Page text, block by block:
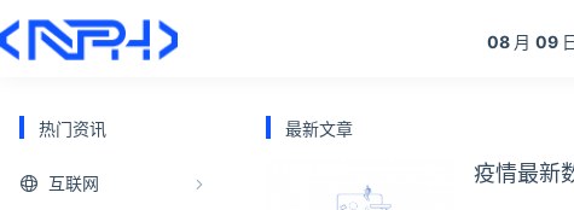
08 月 09
热门资讯
互联网
最新文章
疫情最新